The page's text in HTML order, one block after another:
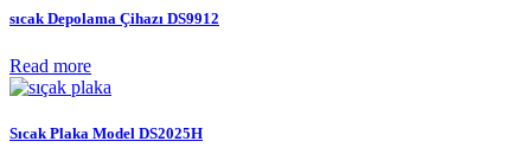
sıcak Depolama Çihazı DS9912
Read more
Sıcak Plaka Model DS2025H